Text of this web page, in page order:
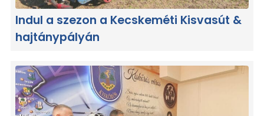
Indul a szezon a Kecskeméti Kisvasút &
hajtánypályán